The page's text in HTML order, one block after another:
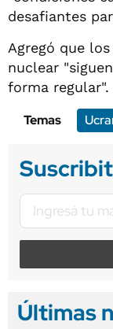
desafiantes
Agregó que
nuclear
forma regular".
Temas
Últimas